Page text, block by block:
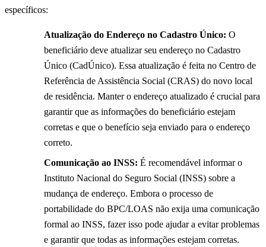
específicos:
Atualização do Endereço no Cadastro Único: O
beneficiário deve atualizar seu endereço no Cadastro
Único (CadÚnico). Essa atualização é feita no Centro de
Referência de Assistência Social (CRAS) do novo local
de residência. Manter o endereço atualizado é crucial para
garantir que as informações do beneficiário estejam
corretas e que o benefício seja enviado para o endereço
correto.
Comunicação ao INSS: É recomendável informar o
Instituto Nacional do Seguro Social (INSS) sobre a
mudança de endereço. Embora o processo de
portabilidade do BPC/LOAS não exija uma comunicação
formal ao INSS, fazer isso pode ajudar a evitar problemas
e garantir que todas as informações estejam corretas.